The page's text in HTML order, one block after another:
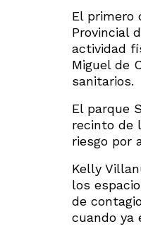
El primero
Provincial
actividad
Miguel de
sanitarios.
El parque
recinto de
riesgo por
Kelly
los
de
cuando ya